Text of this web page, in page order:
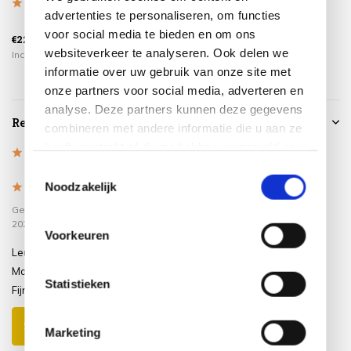
advertenties te personaliseren, om functies
voor social media te bieden en om ons
websiteverkeer te analyseren. Ook delen we
informatie over uw gebruik van onze site met
onze partners voor social media, adverteren en
analyse. Deze partners kunnen deze gegevens
combineren met andere informatie die u aan ze
Noodzakelijk
Voorkeuren
Statistieken
Marketing
€225,00
Incl. btw
€299,00
Incl. btw Incl. btw
Reviews
5/5 Based on 1 reviews
5/5
Gepost door:
2026
Leuke set voor in de serre.
Makkelijk in elkaar te zetten.
Fijne bezorging!
Schrijf je eigen review